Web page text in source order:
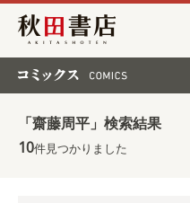
秋田書店
「齋藤周平」検索結果
10件見つかりました